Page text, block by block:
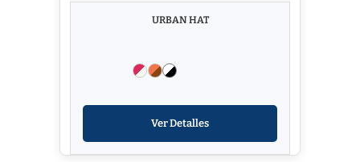
URBAN HAT
Ver Detalles